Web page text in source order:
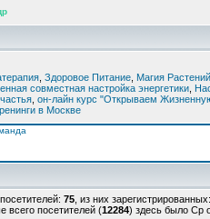
Здоровое Питание Магия Растений
совместная настройка энергетики
он-лайн курс "Открываем
в Москве
75 , из них
всего посетителей (12284) здесь было Ср